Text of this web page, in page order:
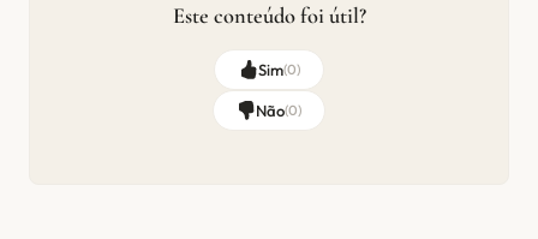
Este conteúdo foi útil?
Sim(0)
Não(0)